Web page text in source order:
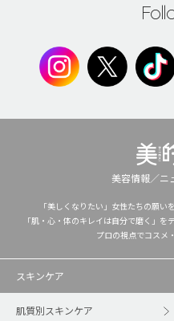
美容情報／ニ
「美しくなりたい」女性たちの願い
「肌・心・体のキレイは自分で磨く」
プロの視点でコスメ
スキンケア
肌質別スキンケア